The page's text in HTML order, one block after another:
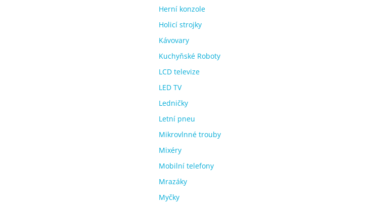
Herní konzole
Holicí strojky
Kávovary
Kuchyňské Roboty
LCD televize
LED TV
Ledničky
Letní pneu
Mikrovlnné trouby
Mixéry
Mobilní telefony
Mrazáky
Myčky